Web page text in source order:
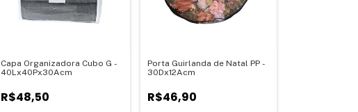
Capa Organizadora Cubo G -
40Lx40Px30Acm
R$48,50
Porta Guirlanda de Natal PP -
30Dx12Acm
R$46,90